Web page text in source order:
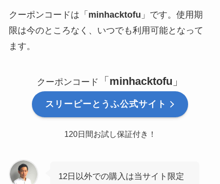
クーポンコードは「 minhacktofu 」です。使用期
限は今のところなく、いつでも利用可能となって
ます。
クーポンコード 「 minhacktofu 」
スリーピーとうふ公式サイト
120日間お試し保証付き！
12日以外での購入は当サイト限定